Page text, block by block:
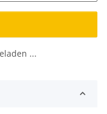
...